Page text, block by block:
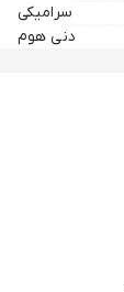
سرامیکی
دنی هوم